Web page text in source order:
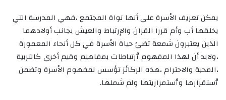
يمكن تعريف الأسرة على أنها نواة المجتمع ،فهي المدرسة التي
يخلقها أب وأم قررا القران والإرتباط والعيش بجانب أولادهما
الذين يعتبرون شمعة تضئ حياة الأسرة في كل أنحاء المعمورة
،ولابد أن لهذا المفهوم ٱرتباطات بمفاهيم وقيم أخرى كالتربية
،المحبة والاحترام ،هذه الركائز تؤسس لمفهوم الأسرة وتضمن
ٱستقرارها وٱستمراريتها ولم شملها.